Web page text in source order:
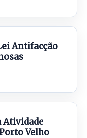
Antifacção
Atividade
Velho